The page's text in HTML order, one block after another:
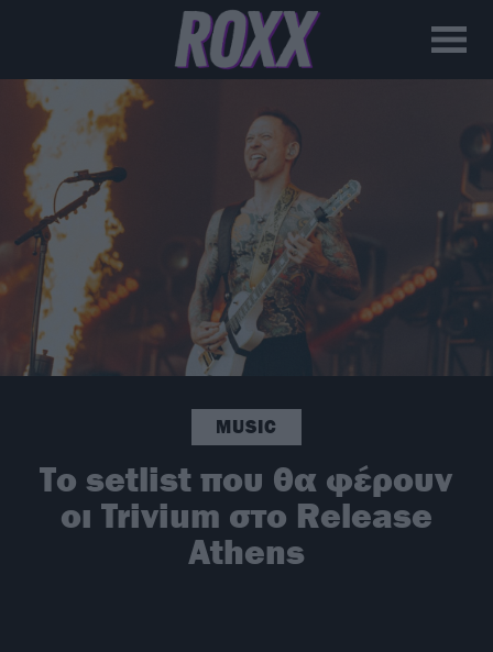
MUSIC
Το setlist που θα φέρουν
οι Trivium στο Release
Athens